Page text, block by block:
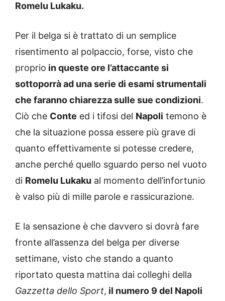
Romelu Lukaku.
Per il belga si è trattato di un semplice
risentimento al polpaccio, forse, visto che
proprio in queste ore l’attaccante si
sottoporrà ad una serie di esami strumentali
che faranno chiarezza sulle sue condizioni.
Ciò che Conte ed i tifosi del Napoli temono è
che la situazione possa essere più grave di
quanto effettivamente si potesse credere,
anche perché quello sguardo perso nel vuoto
di Romelu Lukaku al momento dell’infortunio
è valso più di mille parole e rassicurazione.
E la sensazione è che davvero si dovrà fare
fronte all’assenza del belga per diverse
settimane, visto che stando a quanto
riportato questa mattina dai colleghi della
Gazzetta dello Sport, il numero 9 del Napoli